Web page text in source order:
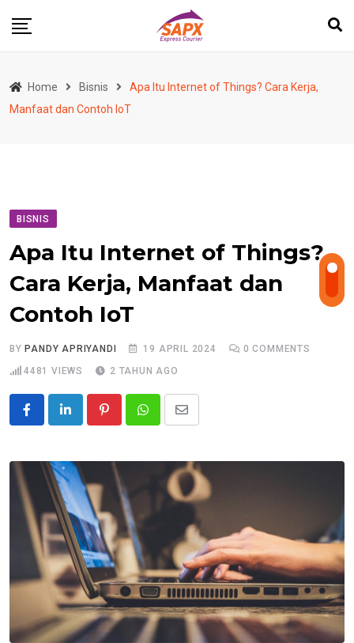
Home Bisnis
Apa Itu Internet of Things? Cara Kerja,
Manfaat dan Contoh IoT
BISNIS
Apa Itu Internet of Things?
Cara Kerja, Manfaat dan
Contoh IoT
BY PANDY APRIYANDI 19 APRIL 2024 0 COMMENTS
4481
VIEWS 2 TAHUN AGO
PinterestWhatsappShare
Email